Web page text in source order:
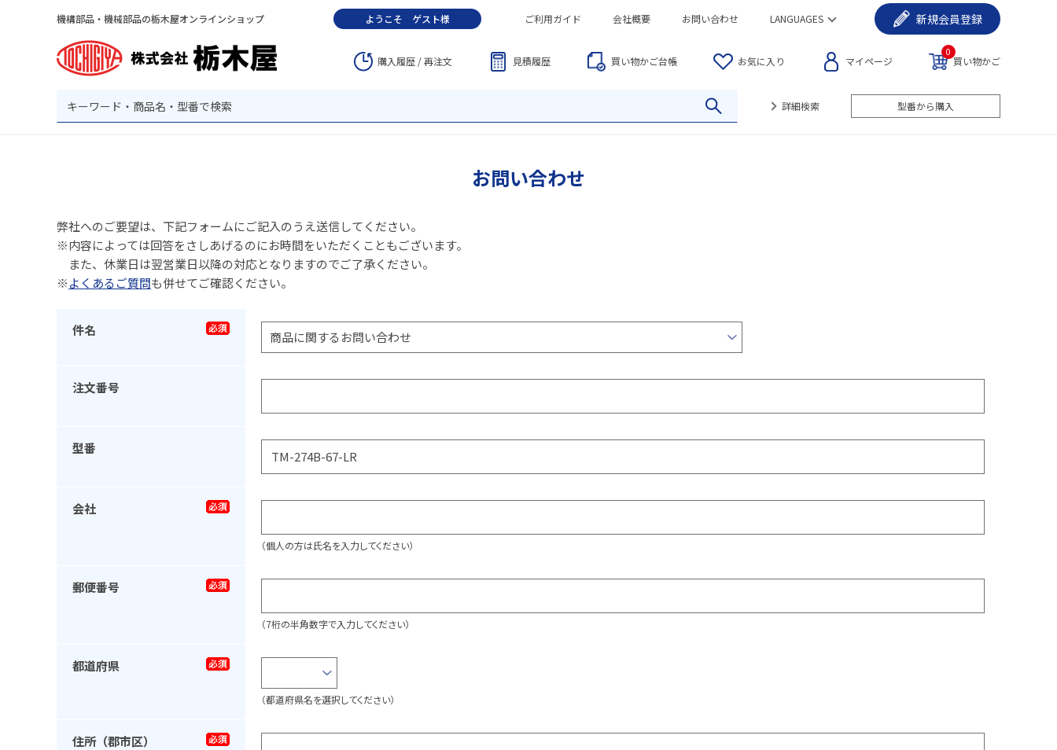
機構部品・機械部品の栃木屋オンラインショップ ようこそ ゲスト様 ご利用ガイド 会社概要 お問い合わせ LANGUAGES 新規会員登録
購入履歴 / 再注文 見積履歴 買い物かご台帳 お気に入り マイページ 買い物かご
0
詳細検索 型番から購入
お問い合わせ
弊社へのご要望は、下記フォームにご記入のうえ送信してください。
※内容によっては回答をさしあげるのにお時間をいただくこともございます。
また、休業日は翌営業日以降の対応となりますのでご了承ください。
※よくあるご質問も併せてご確認ください。
件名
注文番号
型番
会社
（個人の方は氏名を入力してください）
郵便番号
（7桁の半角数字で入力してください）
都道府県
（都道府県名を選択してください）
住所（郡市区）